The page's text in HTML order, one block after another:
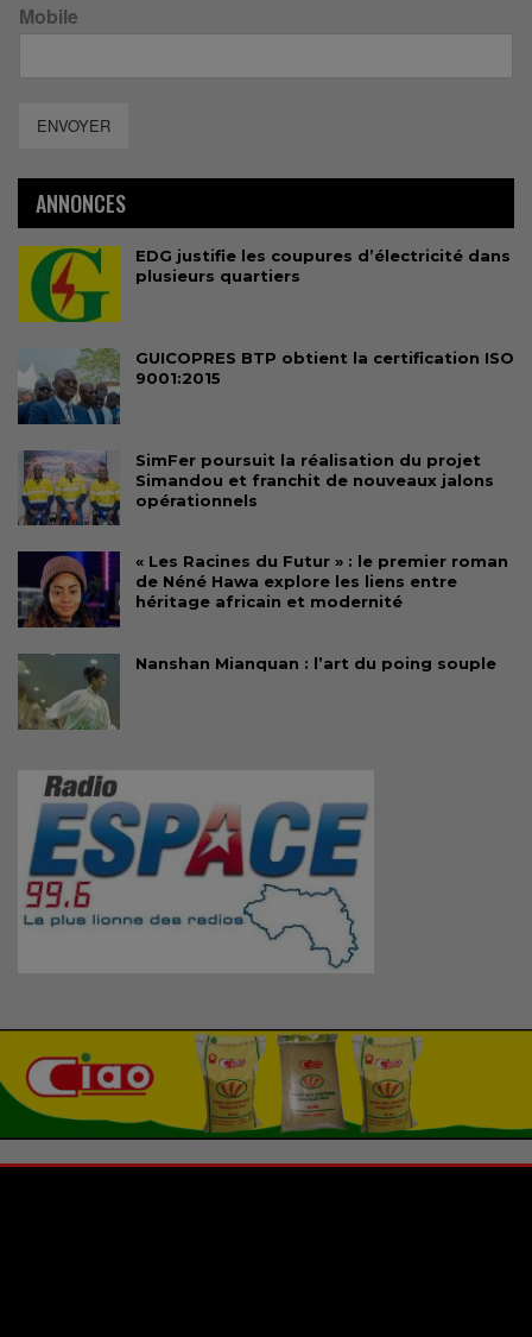
Mobile
ENVOYER
ANNONCES
EDG justifie les coupures d’électricité dans
plusieurs quartiers
GUICOPRES BTP obtient la certification ISO
9001:2015
SimFer poursuit la réalisation du projet
Simandou et franchit de nouveaux jalons
opérationnels
« Les Racines du Futur » : le premier roman
de Néné Hawa explore les liens entre
héritage africain et modernité
Nanshan Mianquan : l’art du poing souple